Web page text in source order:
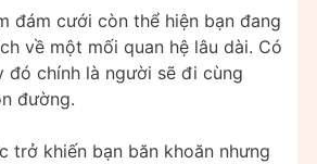
đám cưới còn thể hiện bạn đang
về một mối quan hệ lâu dài. Có
đó chính là người sẽ đi cùng
đường.
trở khiến bạn băn khoăn nhưng